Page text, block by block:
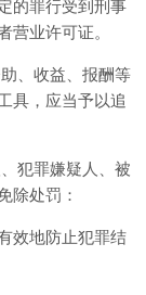
的罪行受到刑事
营业许可证。
、收益、报酬等
具，应当予以追
犯罪嫌疑人、被
除处罚：
效地防止犯罪结